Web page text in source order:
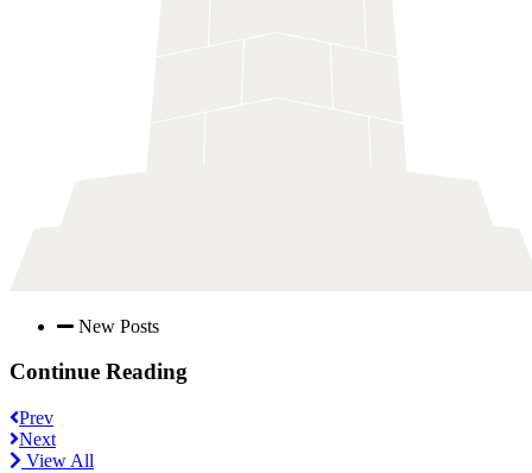
New Posts
Continue Reading
Prev
Next
View All